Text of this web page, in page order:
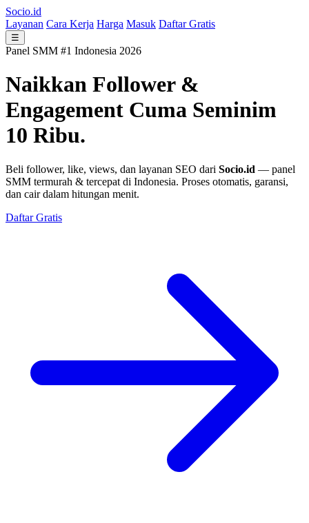
Socio.id
Layanan Cara Kerja Harga Masuk Daftar Gratis
☰
Panel SMM #1 Indonesia 2026
Naikkan Follower &
Engagement Cuma Seminim
10 Ribu.
Beli follower, like, views, dan layanan SEO dari Socio.id — panel
SMM termurah & tercepat di Indonesia. Proses otomatis, garansi,
dan cair dalam hitungan menit.
Daftar Gratis